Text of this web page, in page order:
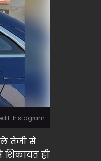
Instagram
तेजी से
ही